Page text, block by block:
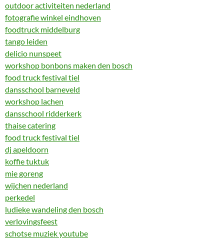
outdoor activiteiten nederland
fotografie winkel eindhoven
foodtruck middelburg
tango leiden
delicio nunspeet
workshop bonbons maken den bosch
food truck festival tiel
dansschool barneveld
workshop lachen
dansschool ridderkerk
thaise catering
food truck festival tiel
dj apeldoorn
koffie tuktuk
mie goreng
wijchen nederland
perkedel
ludieke wandeling den bosch
verlovingsfeest
schotse muziek youtube